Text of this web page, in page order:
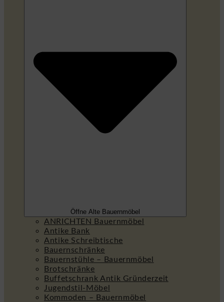
Öffne Alte Bauernmöbel
ANRICHTEN Bauernmöbel
Antike Bank
Antike Schreibtische
Bauernschränke
Bauernstühle – Bauernmöbel
Brotschränke
Buffetschrank Antik Gründerzeit
Jugendstil-Möbel
Kommoden – Bauernmöbel